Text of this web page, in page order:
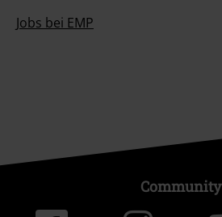
Jobs bei EMP
Community